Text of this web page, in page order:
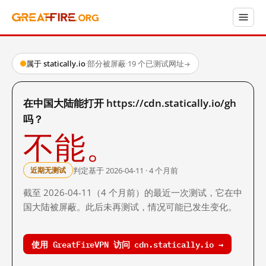
属于 statically.io·部分被屏蔽·19 个已测试网址→
在中国大陆能打开 https://cdn.statically.io/gh
吗？
不能。
近期无测试 判定基于 2026-04-11 · 4 个月前
截至 2026-04-11（4 个月前）的最近一次测试，它在中
国大陆被屏蔽。此后未再测试，情况可能已发生变化。
使用 GreatFireVPN 访问 cdn.statically.io →